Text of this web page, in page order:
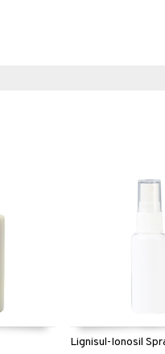
Lignisul-Ionosil